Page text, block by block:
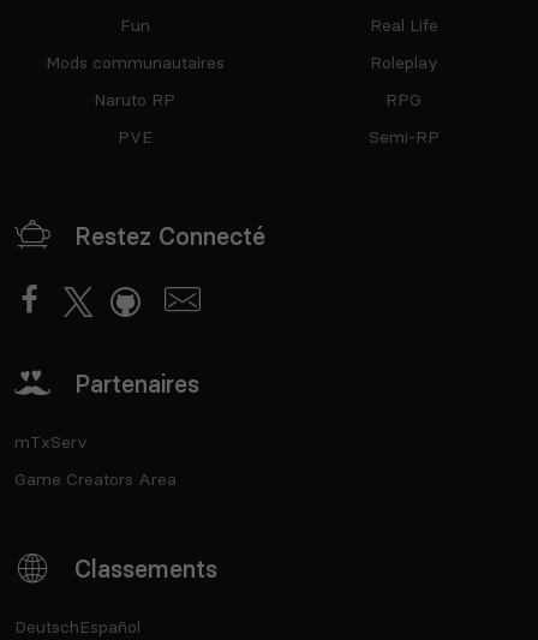
Fun
Mods communautaires
Naruto RP
PVE
Real Life
Roleplay
RPG
Semi-RP
Restez Connecté
Partenaires
mTxServ
Game Creators Area
Classements
DeutschEspañol